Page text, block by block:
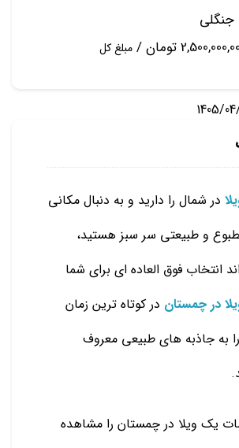
جنگلی
مبلغ کل
در شمال را دارید و به دنبال مکانی
و طبیعتی سر سبز هستید،
انتخاب فوق العاده ای برای شما
در چمستان در کوتاه ترین زمان
به جاذبه های طبیعی معروف
یک ویلا در چمستان را مشاهده